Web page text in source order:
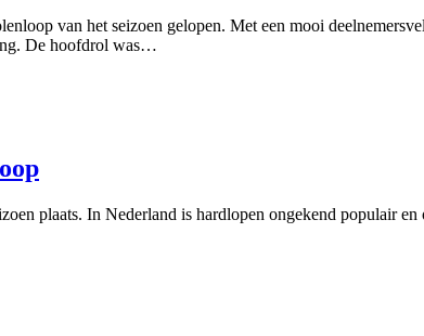
van het seizoen gelopen. Met een mooi
De hoofdrol was…
plaats. In Nederland is hardlopen ongekend populair